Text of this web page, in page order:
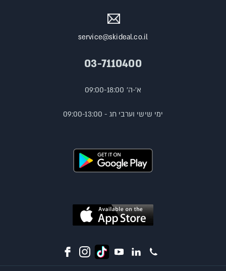
service@skideal.co.il
03-7110400
א'-ה' 09:00-18:00
ימי שישי וערבי חג - 09:00-13:00